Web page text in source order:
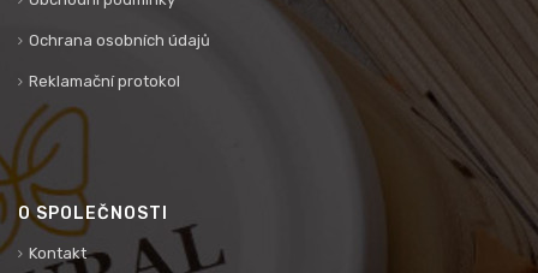
Ochrana osobních údajů
Reklamační protokol
O SPOLEČNOSTI
Kontakt